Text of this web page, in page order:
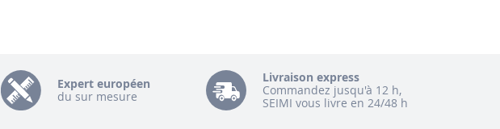
Expert européen
du sur mesure
Livraison express
Commandez jusqu'à 12 h,
SEIMI vous livre en 24/48 h